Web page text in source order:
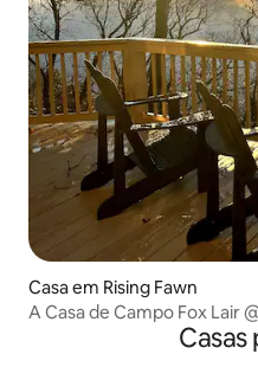
Casa em Rising Fawn
A Casa de Campo Fox Lair
Casas